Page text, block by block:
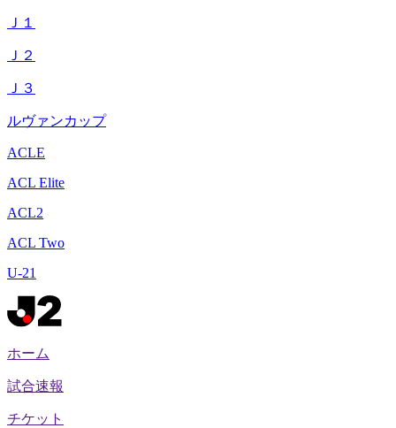
Ｊ１
Ｊ２
Ｊ３
ルヴァンカップ
ACLE
ACL Elite
ACL2
ACL Two
U-21
ホーム
試合速報
チケット